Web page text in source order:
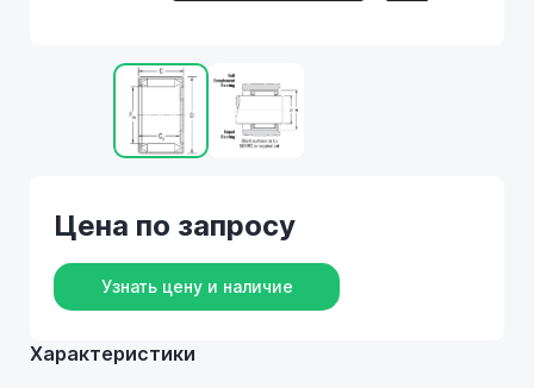
Характеристики
Цена по запросу
Узнать цену и наличие